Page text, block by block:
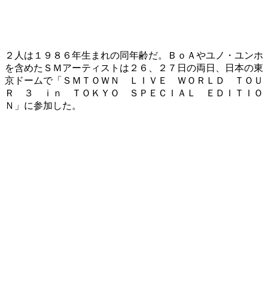
２人は１９８６年生まれの同年齢だ。ＢｏＡやユノ・ユンホ
を含めたＳＭアーティストは２６、２７日の両日、日本の東
京ドームで「ＳＭＴＯＷＮ ＬＩＶＥ ＷＯＲＬＤ ＴＯＵ
Ｒ ３ ｉｎ ＴＯＫＹＯ ＳＰＥＣＩＡＬ ＥＤＩＴＩＯ
Ｎ」に参加した。